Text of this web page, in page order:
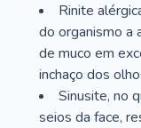
Rinite
do organismo a
de muco em
inchaço dos
Sinusite, no
seios da face,